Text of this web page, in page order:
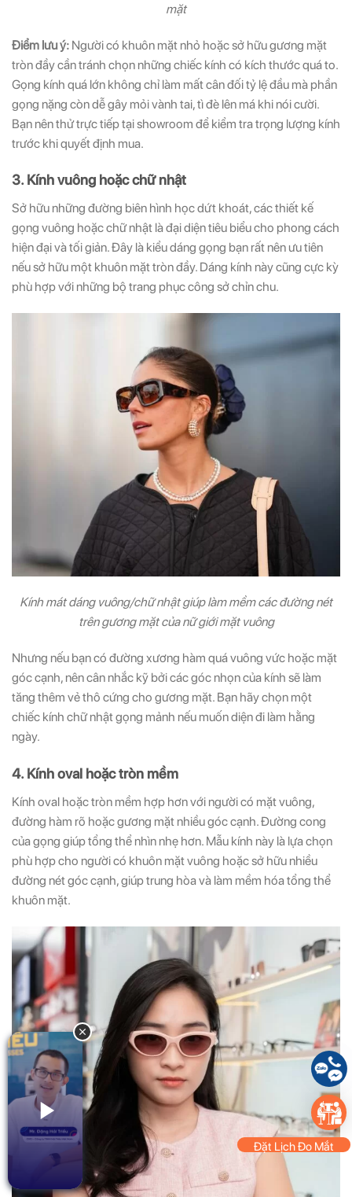
mặt
Điểm lưu ý: Người có khuôn mặt nhỏ hoặc sở hữu gương mặt
tròn đầy cần tránh chọn những chiếc kính có kích thước quá to.
Gọng kính quá lớn không chỉ làm mất cân đối tỷ lệ đầu mà phần
gọng nặng còn dễ gây mỏi vành tai, tì đè lên má khi nói cười.
Bạn nên thử trực tiếp tại showroom để kiểm tra trọng lượng kính
trước khi quyết định mua.
3. Kính vuông hoặc chữ nhật
Sở hữu những đường biên hình học dứt khoát, các thiết kế
gọng vuông hoặc chữ nhật là đại diện tiêu biểu cho phong cách
hiện đại và tối giản. Đây là kiểu dáng gọng bạn rất nên ưu tiên
nếu sở hữu một khuôn mặt tròn đầy. Dáng kính này cũng cực kỳ
phù hợp với những bộ trang phục công sở chỉn chu.
Kính mát dáng vuông/chữ nhật giúp làm mềm các đường nét
trên gương mặt của nữ giới mặt vuông
Nhưng nếu bạn có đường xương hàm quá vuông vức hoặc mặt
góc cạnh, nên cân nhắc kỹ bởi các góc nhọn của kính sẽ làm
tăng thêm vẻ thô cứng cho gương mặt. Bạn hãy chọn một
chiếc kính chữ nhật gọng mảnh nếu muốn diện đi làm hằng
ngày.
4. Kính oval hoặc tròn mềm
Kính oval hoặc tròn mềm hợp hơn với người có mặt vuông,
đường hàm rõ hoặc gương mặt nhiều góc cạnh. Đường cong
của gọng giúp tổng thể nhìn nhẹ hơn. Mẫu kính này là lựa chọn
phù hợp cho người có khuôn mặt vuông hoặc sở hữu nhiều
đường nét góc cạnh, giúp trung hòa và làm mềm hóa tổng thể
khuôn mặt.
Đặt Lịch Đo Mắt